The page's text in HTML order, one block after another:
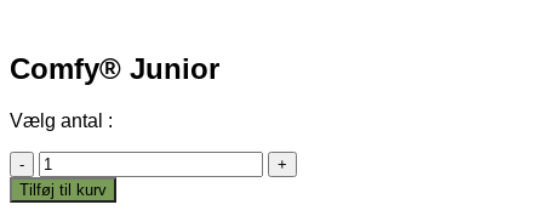
Comfy® Junior
Vælg antal :
Comfy®
Junior
antal
Tilføj til kurv